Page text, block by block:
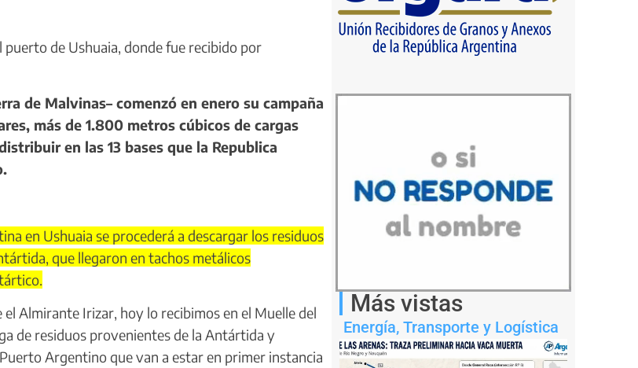
de Ushuaia, donde fue recibido por
de Malvinas– comenzó en enero su campaña
más de 1.800 metros cúbicos de cargas
en las 13 bases que la Republica
en Ushuaia se procederá a descargar los residuos
que llegaron en tachos metálicos
Almirante Irizar, hoy lo recibimos en el Muelle del
de residuos provenientes de la Antártida y
Argentino que van a estar en primer instancia
Más vistas
Energía, Transporte y Logística